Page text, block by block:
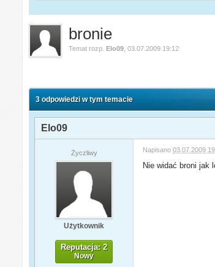
bronie
Temat rozp.Elo09 ,03.07.2009 19:12
3 odpowiedzi w tym temacie
Elo09
Życzliwy
Użytkownik
Reputacja: 2
Nowy
Napisano03.07.2009
Nie widać broni jak